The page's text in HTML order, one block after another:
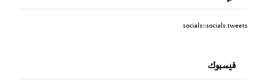
socials::socials.tweets
فيسبوك